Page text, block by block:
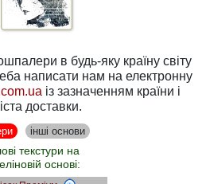
в будь-яку країну світу
із зазначенням країни і
доставки.
інші основи
текстури на
основі: